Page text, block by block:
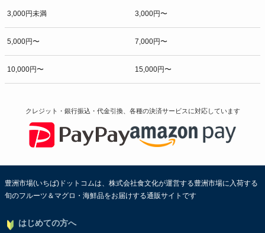
3,000円未満 3,000円〜
5,000円〜 7,000円〜
10,000円〜 15,000円〜
クレジット・銀行振込・代金引換、各種の決済サービスに対応しています
豊洲市場(いちば)ドットコムは、株式会社食文化が運営する豊洲市場に入荷する
旬のフルーツ＆マグロ・海鮮品をお届けする通販サイトです
はじめての方へ